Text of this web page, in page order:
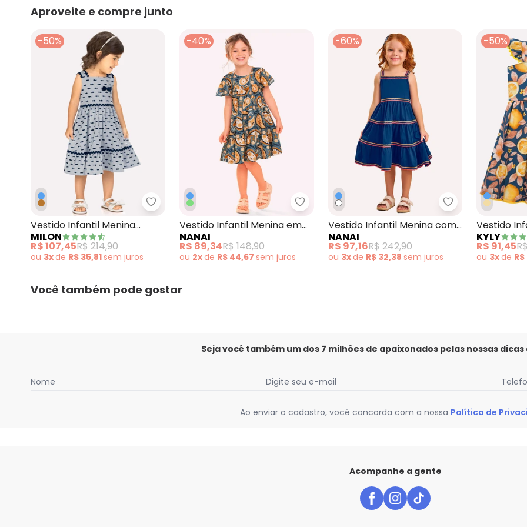
Aproveite e compre junto
-50%
Milon - Vestido Infantil Menina Peixinhos Azul Marinho
Vestido Infantil Menina
Peixinhos Azul Marinho
MILON
R$ 107,45R$ 214,90
ou 3xde R$ 35,81sem juros
-40%
Nanai - Vestido Infantil Menina em Algodão Azul
Vestido Infantil Menina em
Algodão Azul
NANAI
R$ 89,34R$ 148,90
ou 2xde R$ 44,67 sem juros
-60%
Nanai - Vestido
Vestido Infantil Menina com
Aviamentos Azul
NANAI
R$ 97,16R$ 242,90
ou 3xde R$ 32,38 sem juros
-50%
Vestido
Cotton
KYLY
R$ 91,45
ou 3xde
Você também pode gostar
Seja você também um dos 7 milhões de apaixonados pelas nossas
Nome Digite seu e-mail
Ao enviar o cadastro, você concorda com a nossa Política de
Acompanhe a gente